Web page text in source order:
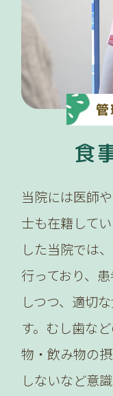
食
当院には医師
士も在籍して
した当院では
行っており、
しつつ、適切
す。むし歯な
物・飲み物の
しないなど意